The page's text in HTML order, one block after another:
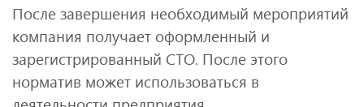
После завершения необходимый мероприятий
компания получает оформленный и
зарегистрированный СТО. После этого
норматив может использоваться в